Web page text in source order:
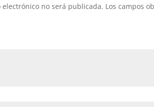
no será publicada. Los campos